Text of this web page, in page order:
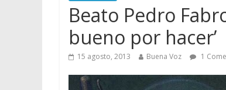
Beato Pedro
bueno por hacer’
15 agosto, 2013 Buena Voz 1